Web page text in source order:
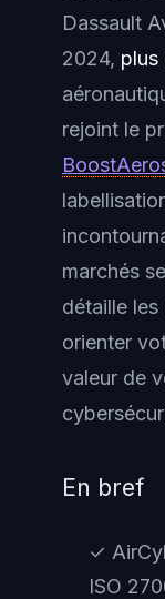
Dassault
2024, plus
rejoint le
marchés
détaille
orienter
valeur de
En bref
✓
ISO